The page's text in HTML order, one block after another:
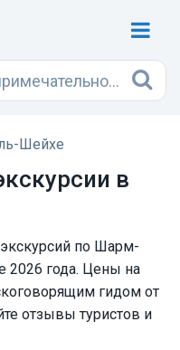
Шейхе
в
по Шарм-
2026 года. Цены на
гидом от
отзывы туристов и